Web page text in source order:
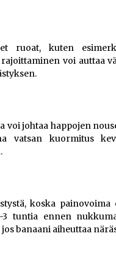
ruoat, kuten
voi auttaa
voi johtaa happojen
vatsan kuormitus
koska painovoima
tuntia ennen
banaani aiheuttaa